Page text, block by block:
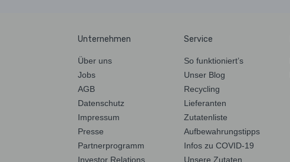
Unternehmen
Über uns
Jobs
AGB
Datenschutz
Impressum
Presse
Partnerprogramm
Investor Relations
Service
So funktioniert’s
Unser Blog
Recycling
Lieferanten
Zutatenliste
Aufbewahrungstipps
Infos zu COVID-19
Unsere Zutaten